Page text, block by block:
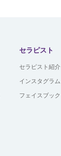
セラピスト
セラピスト紹介
インスタグラム
フェイスブック